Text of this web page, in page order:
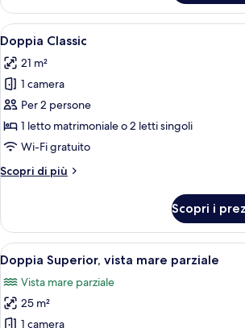
suite
special
with
airport
transfer
included
Apri
tutte
le
foto
per
Doppia
Classic
Una
4
Doppia Classic
21 m²
1 camera
Per 2 persone
1 letto matrimoniale o 2 letti singoli
Wi-Fi gratuito
Scopri di più
Altri
Classic
Scopri i
Apri
tutte
le
foto
Minibar,
4
Doppia Superior, vista mare parziale
Vista mare parziale
25 m²
1 camera